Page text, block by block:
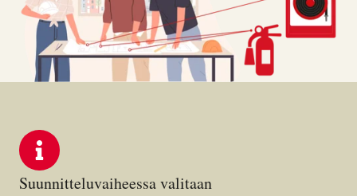
Suunnitteluvaiheessa valitaan